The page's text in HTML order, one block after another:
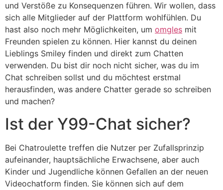
und Verstöße zu Konsequenzen führen. Wir wollen, dass
sich alle Mitglieder auf der Plattform wohlfühlen. Du
hast also noch mehr Möglichkeiten, um omgles mit
Freunden spielen zu können. Hier kannst du deinen
Lieblings Smiley finden und direkt zum Chatten
verwenden. Du bist dir noch nicht sicher, was du im
Chat schreiben sollst und du möchtest erstmal
herausfinden, was andere Chatter gerade so schreiben
und machen?
Ist der Y99-Chat sicher?
Bei Chatroulette treffen die Nutzer per Zufallsprinzip
aufeinander, hauptsächliche Erwachsene, aber auch
Kinder und Jugendliche können Gefallen an der neuen
Videochatform finden. Sie können sich auf dem